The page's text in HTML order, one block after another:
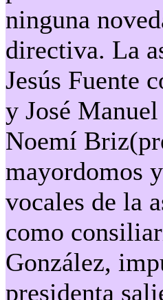
ninguna
directiva. La
Jesús Fuente
y José
Noemí
mayordomos
vocales de la
como
González,
presidenta